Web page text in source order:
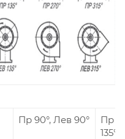
Пр 90°, Лев 90°
Пр
135°